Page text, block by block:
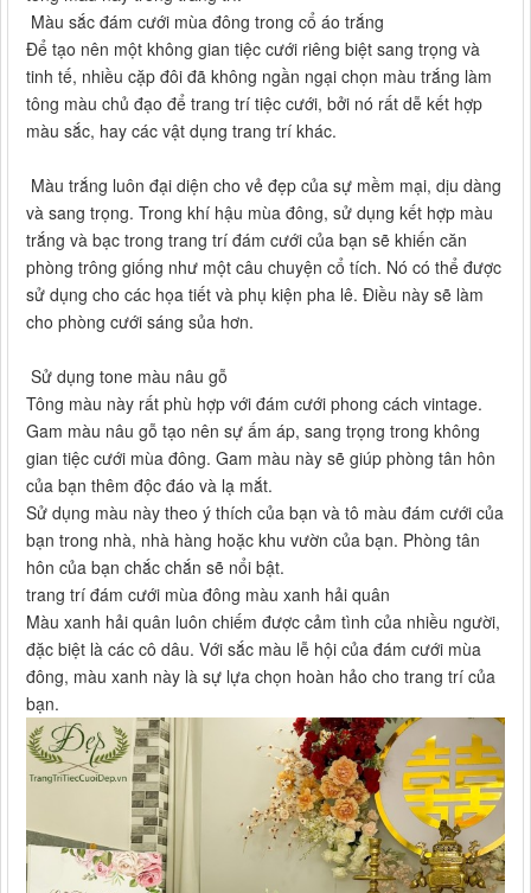
Màu sắc đám cưới mùa đông trong cổ áo trắng
Để tạo nên một không gian tiệc cưới riêng biệt sang trọng và
tinh tế, nhiều cặp đôi đã không ngần ngại chọn màu trắng làm
tông màu chủ đạo để trang trí tiệc cưới, bởi nó rất dễ kết hợp
màu sắc, hay các vật dụng trang trí khác.
Màu trắng luôn đại diện cho vẻ đẹp của sự mềm mại, dịu dàng
và sang trọng. Trong khí hậu mùa đông, sử dụng kết hợp màu
trắng và bạc trong trang trí đám cưới của bạn sẽ khiến căn
phòng trông giống như một câu chuyện cổ tích. Nó có thể được
sử dụng cho các họa tiết và phụ kiện pha lê. Điều này sẽ làm
cho phòng cưới sáng sủa hơn.
Sử dụng tone màu nâu gỗ
Tông màu này rất phù hợp với đám cưới phong cách vintage.
Gam màu nâu gỗ tạo nên sự ấm áp, sang trọng trong không
gian tiệc cưới mùa đông. Gam màu này sẽ giúp phòng tân hôn
của bạn thêm độc đáo và lạ mắt.
Sử dụng màu này theo ý thích của bạn và tô màu đám cưới của
bạn trong nhà, nhà hàng hoặc khu vườn của bạn. Phòng tân
hôn của bạn chắc chắn sẽ nổi bật.
trang trí đám cưới mùa đông màu xanh hải quân
Màu xanh hải quân luôn chiếm được cảm tình của nhiều người,
đặc biệt là các cô dâu. Với sắc màu lễ hội của đám cưới mùa
đông, màu xanh này là sự lựa chọn hoàn hảo cho trang trí của
bạn.